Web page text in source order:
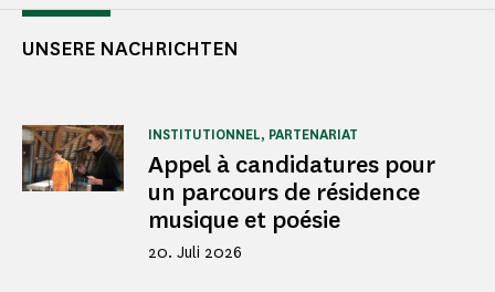
UNSERE NACHRICHTEN
Appel à candidatures pour
un parcours de résidence
musique et poésie
INSTITUTIONNEL, PARTENARIAT
20. Juli 2026